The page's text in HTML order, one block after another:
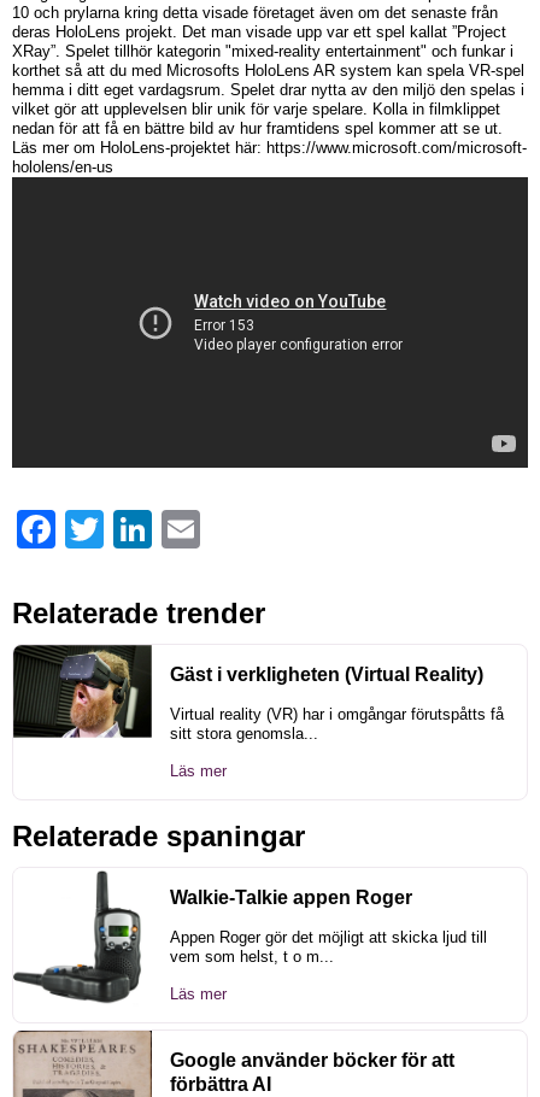
10 och prylarna kring detta visade företaget även om det senaste från
deras HoloLens projekt. Det man visade upp var ett spel kallat ”Project
XRay”. Spelet tillhör kategorin "mixed-reality entertainment" och funkar i
korthet så att du med Microsofts HoloLens AR system kan spela VR-spel
hemma i ditt eget vardagsrum. Spelet drar nytta av den miljö den spelas i
vilket gör att upplevelsen blir unik för varje spelare. Kolla in filmklippet
nedan för att få en bättre bild av hur framtidens spel kommer att se ut.
Läs mer om HoloLens-projektet här: https://www.microsoft.com/microsoft-
hololens/en-us
FacebookTwitter LinkedIn
Relaterade trender
Gäst i verkligheten (Virtual Reality)
Virtual reality (VR) har i omgångar förutspåtts få
sitt stora genomsla...
Läs mer
Relaterade spaningar
Walkie-Talkie appen Roger
Appen Roger gör det möjligt att skicka ljud till
vem som helst, t o m...
Läs mer
Google använder böcker för att
förbättra AI